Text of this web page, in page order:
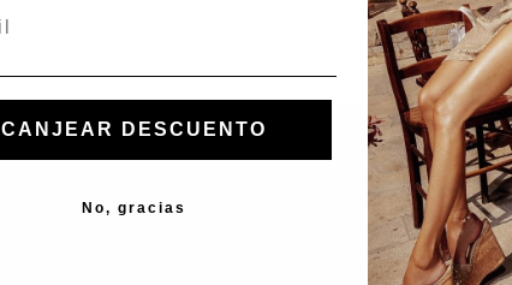
Mi Cuenta
Iniciar Sesión
Regístrate Ahora
CANJEAR DESCUENTO
No, gracias